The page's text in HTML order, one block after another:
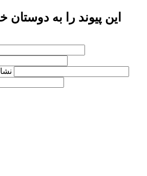
این پیوند را به دوستان